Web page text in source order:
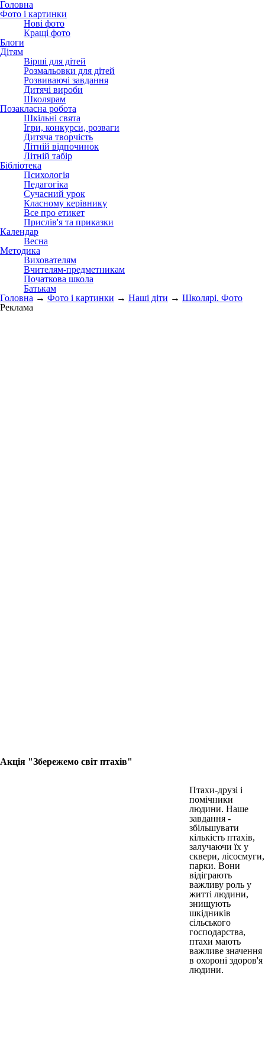
Головна
Фото і картинки
Нові фото
Кращі фото
Блоги
Дітям
Вірші для дітей
Розмальовки для дітей
Розвиваючі завдання
Дитячі вироби
Школярам
Позакласна робота
Шкільні свята
Ігри, конкурси, розваги
Дитяча творчість
Літній відпочинок
Літній табір
Бібліотека
Психологія
Педагогіка
Сучасний урок
Класному керівнику
Все про етикет
Прислів'я та приказки
Календар
Весна
Методика
Вихователям
Вчителям-предметникам
Початкова школа
Батькам
Головна → Фото і картинки → Наші діти → Школярі. Фото
Реклама
Акція "Збережемо світ птахів"
Птахи-друзі і
помічники
людини. Наше
завдання -
збільшувати
кількість птахів,
залучаючи їх у
сквери, лісосмуги,
парки. Вони
відіграють
важливу роль у
житті людини,
знищують
шкідників
сільського
господарства,
птахи мають
важливе значення
в охороні здоров'я
людини.